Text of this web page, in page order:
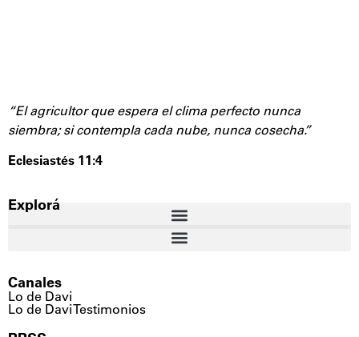
“El agricultor que espera el clima perfecto nunca
siembra;si contempla cada nube, nunca cosecha.”
Eclesiastés 11:4
Explorá
Canales
Lo de Davi
Lo de Davi Testimonios